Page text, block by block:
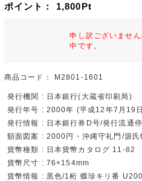
ポイント： 1,800Pt
申し訳ございませ
中です。
商品コード： M2801-1601
発行機関 : 日本銀行(大蔵省印刷局)
発行年号 : 2000年 (平成12年7月19
発行情報 : 日本銀行券D号/発行流通
額面図案 : 2000円・沖縄守礼門/源氏
貨幣種類 : 日本貨幣カタログ 11-82
貨幣尺寸 : 76×154mm
貨幣情報 : 黒色/1桁 蝶珍キリ番